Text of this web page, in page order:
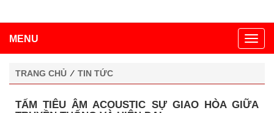
MENU
TRANG CHỦ ⁄ TIN TỨC
TẤM TIÊU ÂM ACOUSTIC SỰ GIAO HÒA GIỮA